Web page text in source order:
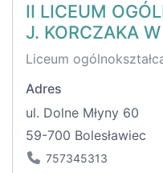
II LICEUM
J. KORCZAKA
Liceum
Adres
ul. Dolne Młyny 60
59-700 Bolesławiec
757345313